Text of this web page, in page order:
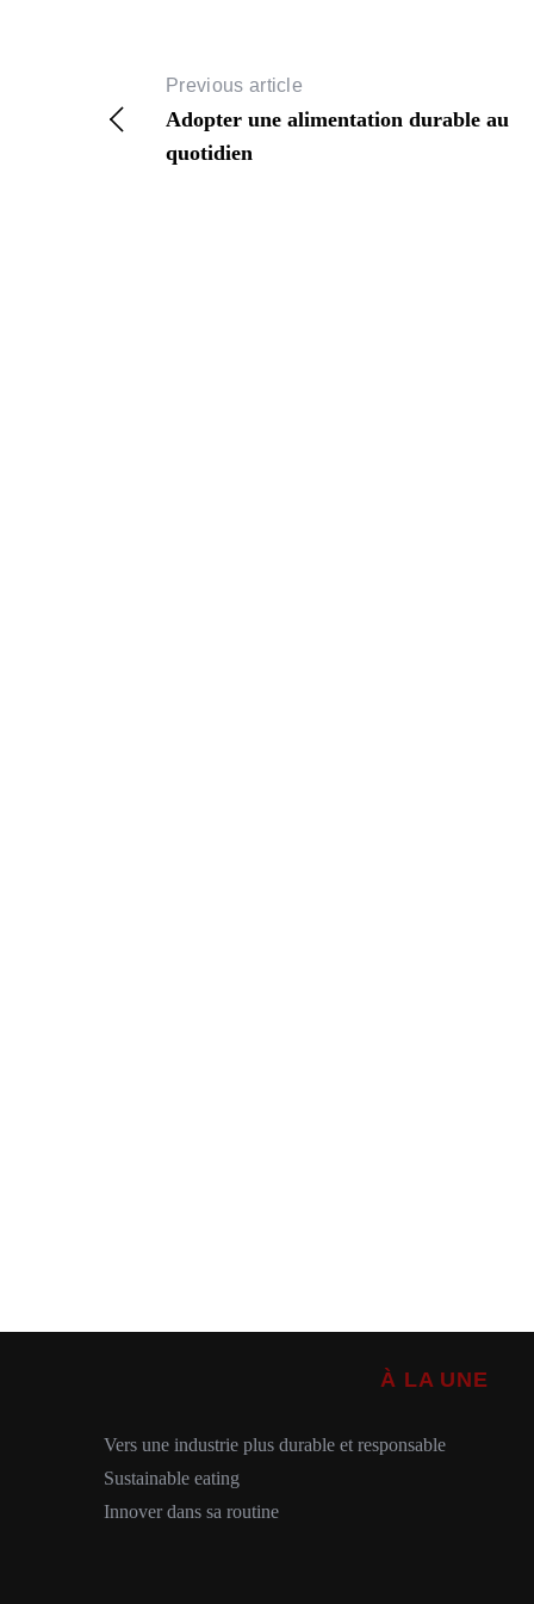
Previous article
Adopter une alimentation durable au
quotidien
À LA UNE
Vers une industrie plus durable et responsable
Sustainable eating
Innover dans sa routine